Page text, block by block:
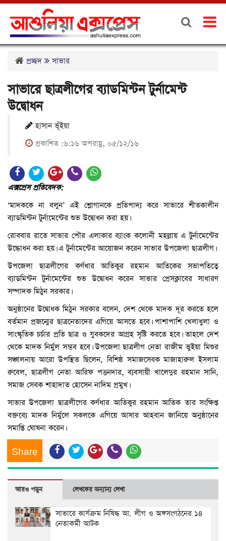
প্রচ্ছদ সাভার
সাভারে ছাত্রলীগের ব্যাডমিন্টন টুর্নামেন্ট
উদ্বোধন
হাসান ভূঁইয়া
প্রকাশিত :৬:১৬ অপরাহ্ণ, ০৫/১২/১৬
এক্সপ্রেস প্রতিবেদক:
‘মাদককে না বলুন’ এই শ্লোগানকে প্রতিপাদ্য করে সাভারে শীতকালীন
ব্যাডমিন্টন টুর্নামেন্টের শুভ উদ্বোধন করা হয়।
রোববার রাতে সাভার পৌর এলাকার ব্যাংক কলোনী মহল্লায় এ টুর্নামেন্টের
উদ্ধোধন করা হয়। এ টুর্নামেন্টের আয়োজন করেন সাভার উপজেলা ছাত্রলীগ।
উপজেলা ছাত্রলীগের কর্ণধার আতিকুর রহমান আতিকের সভাপতিত্বে
ব্যাডমিন্টন টুর্নামেন্টের শুভ উদ্বোধন করেন সাভার প্রেসক্লাবের সাধারণ
সম্পাদক মিঠুন সরকার।
অনুষ্ঠানের উদ্বোধক মিঠুন সরকার বলেন, দেশ থেকে মাদক দূর করতে হলে
বর্তমান প্রজন্মের ছাত্রনেতাদের এগিয়ে আসতে হবে। পাশাপাশি খেলাধুলা ও
সাংস্কৃতিক চর্চার প্রতি ছাত্র ও যুবকদের আগ্রহ সৃষ্টি করতে হবে। তাহলে দেশ
থেকে মাদক নির্মুল সম্ভব হবে। উপজেলা ছাত্রলীগ নেতা রাজীম ভুইয়া মিশুর
সঞ্চালনায় আরো উপস্থিত ছিলেন, বিশিষ্ঠ সমাজসেবক মাজাহারুল ইসলাম
রুবেল, ছাত্রলীগ নেতা আরিফ পত্তনদার, ব্যবসায়ী খালেদুর রহমান সানি,
সমাজ সেবক শাহাদাত হোসেন নাদিম প্রমুখ।
সাভার উপজেলা ছাত্রলীগের কর্ণধার আতিকুর রহমান আতিক তার সংক্ষিপ্ত
বক্তব্যে মাদক নির্মুলে সকলকে এগিয়ে আসার আহবান জানিয়ে অনুষ্ঠানের
সমাপ্তি ঘোষনা করেন।
Share
আরও পড়ুন লেখকের অন্যান্য লেখা
সাভারে কার্যক্রম নিষিদ্ধ আ. লীগ ও অঙ্গসংগঠনের ১৪
নেতাকর্মী আটক